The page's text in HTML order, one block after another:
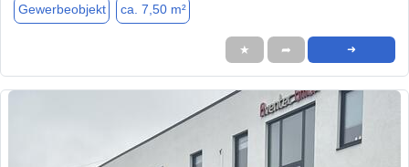
Gewerbeobjekt ca. 7,50 m²
★ ➦ ➜